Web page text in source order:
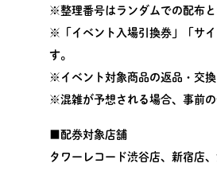
※整理番号はランダムでの配布と
※「イベント入場引換券」「サ
す。
※イベント対象商品の返品・交
※混雑が予想される場合、事前
■配券対象店舗
タワーレコード渋谷店、新宿店